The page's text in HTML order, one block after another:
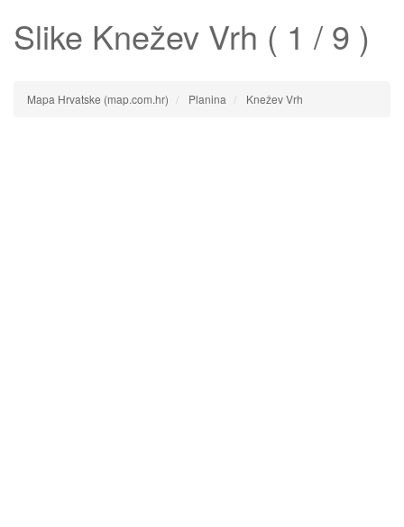
Slike Knežev Vrh ( 1 / 9 )
Mapa Hrvatske (map.com.hr) Planina Knežev Vrh